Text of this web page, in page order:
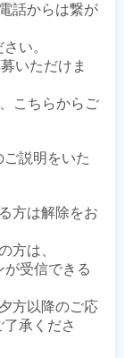
話からは繋が
い。
いただけま
こちらからご
説明をいた
方は解除をお
方は、
が受信できる
方以降のご応
承くださ